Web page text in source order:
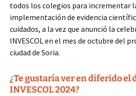
todos los colegios para incrementar
implementación de evidencia
cuidados, a la vez que anunció la
INVESCOL en el mes de octubre del
ciudad de Soria.
¿Te gustaría ver en diferido el
INVESCOL 2024?